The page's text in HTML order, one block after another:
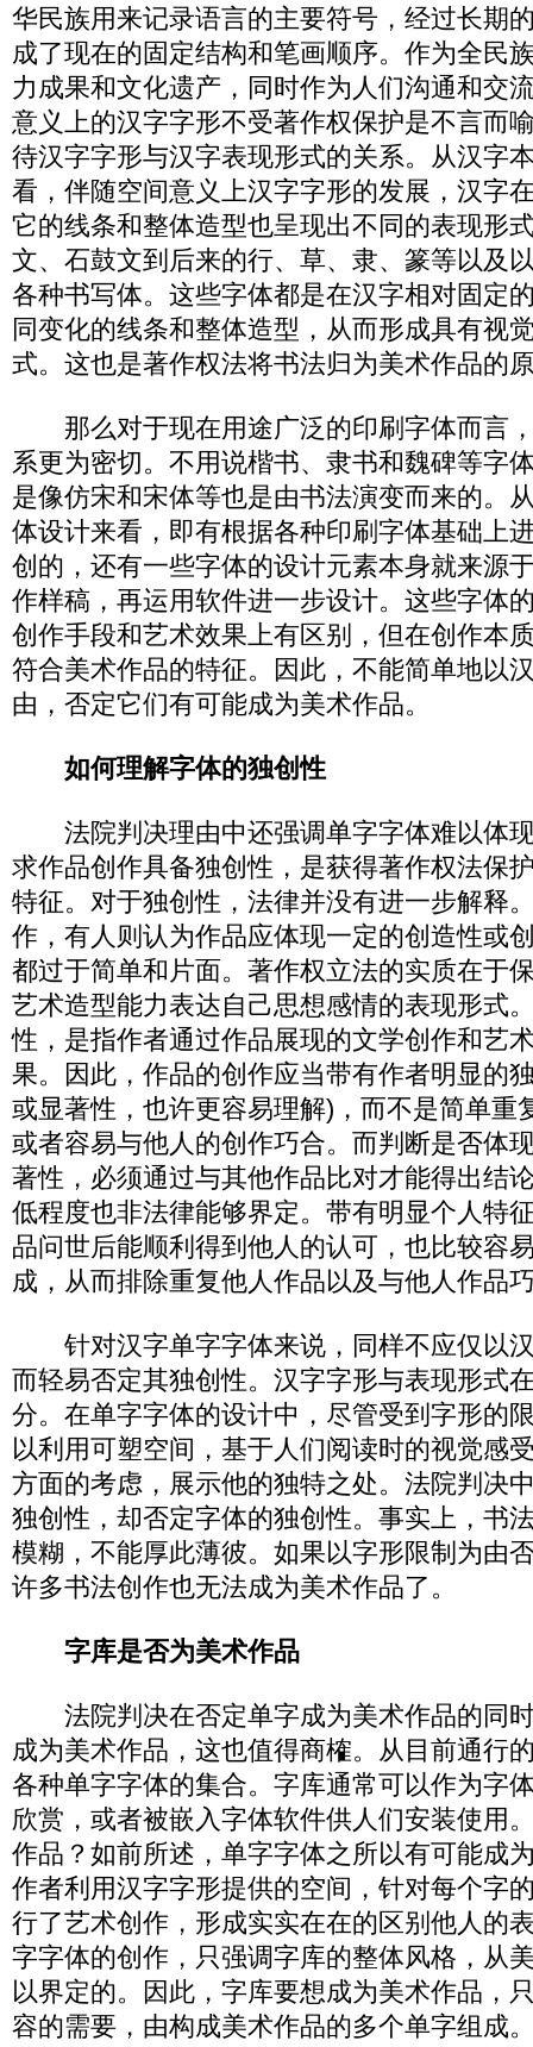
华民族用来记录语言的主要符号，经过长期
成了现在的固定结构和笔画顺序。作为全民
力成果和文化遗产，同时作为人们沟通和交
意义上的汉字字形不受著作权保护是不言而
待汉字字形与汉字表现形式的关系。从汉字
看，伴随空间意义上汉字字形的发展，汉字
它的线条和整体造型也呈现出不同的表现形
文、石鼓文到后来的行、草、隶、篆等以及
各种书写体。这些字体都是在汉字相对固定
同变化的线条和整体造型，从而形成具有视
式。这也是著作权法将书法归为美术作品的
那么对于现在用途广泛的印刷字体而言
系更为密切。不用说楷书、隶书和魏碑等字
是像仿宋和宋体等也是由书法演变而来的。
体设计来看，即有根据各种印刷字体基础上
创的，还有一些字体的设计元素本身就来源
作样稿，再运用软件进一步设计。这些字体
创作手段和艺术效果上有区别，但在创作本
符合美术作品的特征。因此，不能简单地以
由，否定它们有可能成为美术作品。
如何理解字体的独创性
法院判决理由中还强调单字字体难以体
求作品创作具备独创性，是获得著作权法保
特征。对于独创性，法律并没有进一步解释
作，有人则认为作品应体现一定的创造性或
都过于简单和片面。著作权立法的实质在于
艺术造型能力表达自己思想感情的表现形式
性，是指作者通过作品展现的文学创作和艺
果。因此，作品的创作应当带有作者明显的
或显著性，也许更容易理解)，而不是简单重
或者容易与他人的创作巧合。而判断是否体
著性，必须通过与其他作品比对才能得出结
低程度也非法律能够界定。带有明显个人特
品问世后能顺利得到他人的认可，也比较容
成，从而排除重复他人作品以及与他人作品
针对汉字单字字体来说，同样不应仅以
而轻易否定其独创性。汉字字形与表现形式
分。在单字字体的设计中，尽管受到字形的
以利用可塑空间，基于人们阅读时的视觉感
方面的考虑，展示他的独特之处。法院判决
独创性，却否定字体的独创性。事实上，书
模糊，不能厚此薄彼。如果以字形限制为由
许多书法创作也无法成为美术作品了。
字库是否为美术作品
法院判决在否定单字成为美术作品的同
成为美术作品，这也值得商榷。从目前通行
各种单字字体的集合。字库通常可以作为字
欣赏，或者被嵌入字体软件供人们安装使用
作品？如前所述，单字字体之所以有可能成
作者利用汉字字形提供的空间，针对每个字
行了艺术创作，形成实实在在的区别他人的
字字体的创作，只强调字库的整体风格，从
以界定的。因此，字库要想成为美术作品，
容的需要，由构成美术作品的多个单字组成